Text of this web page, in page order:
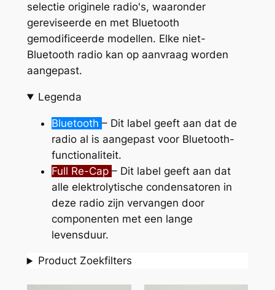
selectie originele radio's, waaronder
gereviseerde en met Bluetooth
gemodificeerde modellen. Elke niet-
Bluetooth radio kan op aanvraag worden
aangepast.
Legenda
Bluetooth – Dit label geeft aan dat de
radio al is aangepast voor Bluetooth-
functionaliteit.
Full Re-Cap – Dit label geeft aan dat
alle elektrolytische condensatoren in
deze radio zijn vervangen door
componenten met een lange
levensduur.
Product Zoekfilters